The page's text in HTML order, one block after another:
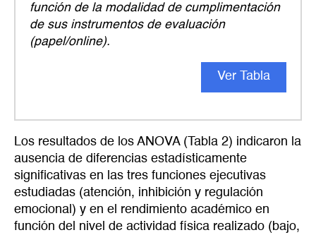
función de la modalidad de cumplimentación
de sus instrumentos de evaluación
(papel/online).
Ver Tabla
Los resultados de los ANOVA (Tabla 2) indicaron la
ausencia de diferencias estadísticamente
significativas en las tres funciones ejecutivas
estudiadas (atención, inhibición y regulación
emocional) y en el rendimiento académico en
función del nivel de actividad física realizado (bajo,